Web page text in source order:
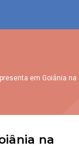
em Goiânia na
na